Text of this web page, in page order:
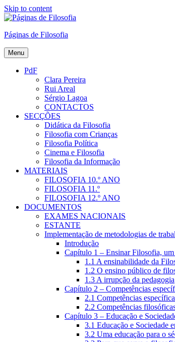
Skip to content
Páginas de Filosofia
Menu
PdF
Clara Pereira
Rui Areal
Sérgio Lagoa
CONTACTOS
SECÇÕES
Didática da Filosofia
Filosofia com Crianças
Filosofia Política
Cinema e Filosofia
Filosofia da Informação
MATERIAIS
FILOSOFIA 10.º ANO
FILOSOFIA 11.º
FILOSOFIA 12.º ANO
DOCUMENTOS
EXAMES NACIONAIS
ESTANTE
Implementação de metodologias de
Introdução
Capítulo 1 – Ensinar Filosofia,
1.1 A ensinabilidade da
1.2 O ensino público de
1.3 A irrupção da pedagogia
Capítulo 2 – Competências
2.1 Competências
2.2 Competências
Capítulo 3 – Educação e
3.1 Educação e Sociedade
3.2 Uma educação para o